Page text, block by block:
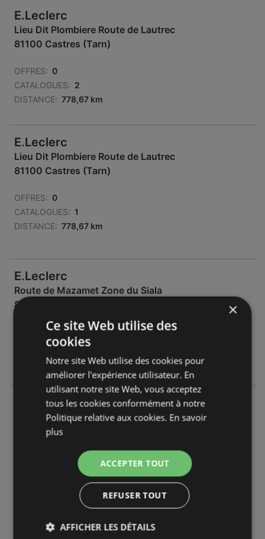
E.Leclerc
Lieu Dit Plombiere Route de Lautrec
81100 Castres (Tarn)
OFFRES: 0
CATALOGUES: 2
DISTANCE: 778,67 km
E.Leclerc
Lieu Dit Plombiere Route de Lautrec
81100 Castres (Tarn)
OFFRES: 0
CATALOGUES: 1
DISTANCE: 778,67 km
E.Leclerc
Route de Mazamet Zone du Siala
81100 Castres (Tarn)
OFFRES: 0
CATALOGUES: 2
DISTANCE: 784,22 km
E.Leclerc
Cd 54 Rn 112 Lieu Dit Lagarrigue
81660 Bout-du-Pont-de-Larn
3
799,02 km
×
Ce site Web utilise des
cookies
Notre site Web utilise des cookies pour
améliorer l'expérience utilisateur. En
utilisant notre site Web, vous acceptez
tous les cookies conformément à notre
Politique relative aux cookies. En savoir
plus
ACCEPTER TOUT
REFUSER TOUT
AFFICHER LES DÉTAILS